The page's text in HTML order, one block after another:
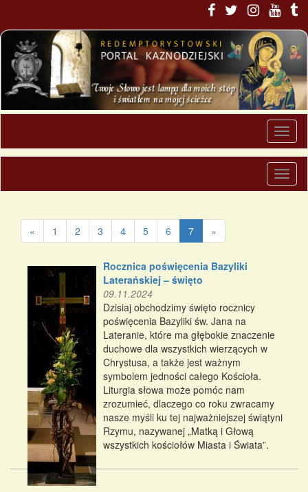
« 1 2 3 4 5 6 7 »
Rocznica poświęcenia Bazyliki
Laterańskiej – święto
09.11.2024
Dzisiaj obchodzimy święto rocznicy
poświęcenia Bazyliki św. Jana na
Lateranie, które ma głębokie znaczenie
duchowe dla wszystkich wierzących w
Chrystusa, a także jest ważnym
symbolem jedności całego Kościoła.
Liturgia słowa może pomóc nam
zrozumieć, dlaczego co roku zwracamy
nasze myśli ku tej najważniejszej świątyni
Rzymu, nazywanej „Matką i Głową
wszystkich kościołów Miasta i Świata”.